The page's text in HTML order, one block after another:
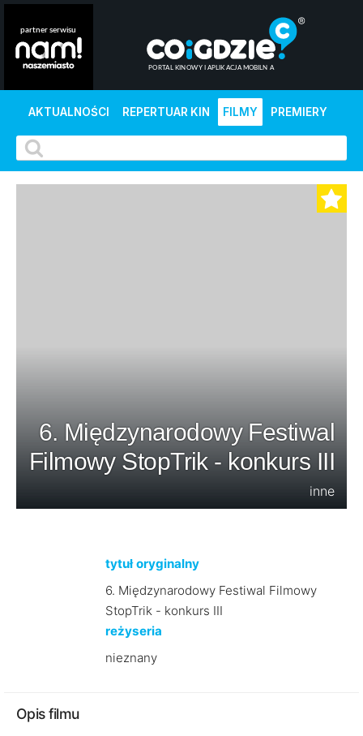
AKTUALNOŚCI REPERTUAR KIN FILMY PREMIERY
6. Międzynarodowy Festiwal
Filmowy StopTrik - konkurs III
inne
tytuł oryginalny
6. Międzynarodowy Festiwal Filmowy
StopTrik - konkurs III
reżyseria
nieznany
Opis filmu